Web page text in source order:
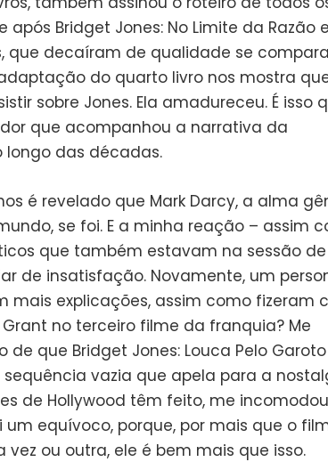
Bridget Jones: No Limite da Razão
que decaíram de qualidade se
do quarto livro nos mostra
sobre Jones. Ela amadureceu. É isso
que acompanhou a narrativa da
das décadas.
é revelado que Mark Darcy, a alma
se foi. E a minha reação – assim
que também estavam na sessão de
de insatisfação. Novamente, um
mais explicações, assim como fizeram
no terceiro filme da franquia? Me
de que Bridget Jones: Louca Pelo
vazia que apela para a
de Hollywood têm feito, me
equívoco, porque, por mais que o
ou outra, ele é bem mais que isso.